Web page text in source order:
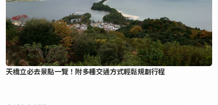
天橋立必去景點一覽！附多種交通方式輕鬆規劃行程